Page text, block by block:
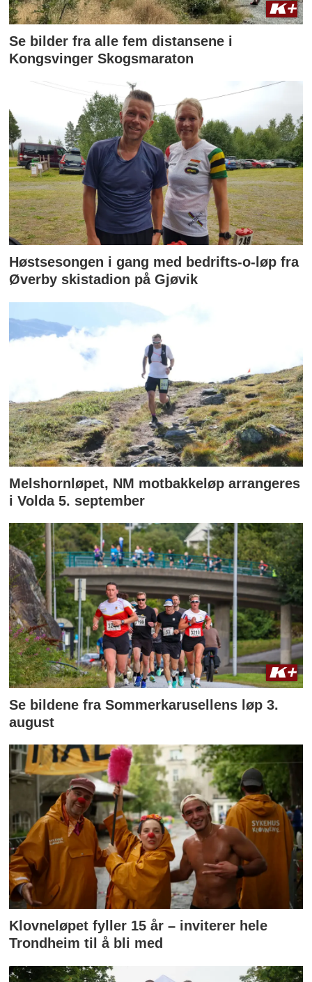
Se bilder fra alle fem distansene i
Kongsvinger Skogsmaraton
Høstsesongen i gang med bedrifts-o-løp fra
Øverby skistadion på Gjøvik
Melshornløpet, NM motbakkeløp arrangeres
i Volda 5. september
Se bildene fra Sommerkarusellens løp 3.
august
Klovneløpet fyller 15 år – inviterer hele
Trondheim til å bli med